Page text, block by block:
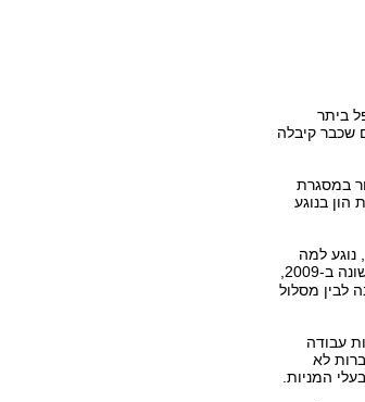
לה לטפל ביתר
זאת, בנוסף לתוספת של 750 עובדים שכבר קיבלה
במסגרת
בנוגע
נוגע למה
". במסגרת חוק עידוד השקעות הון הישן, ששונה ב-2009,
לבין מסלול
עבודה
לא
המניות.